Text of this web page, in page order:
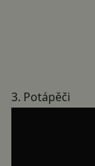
3. Potápěči